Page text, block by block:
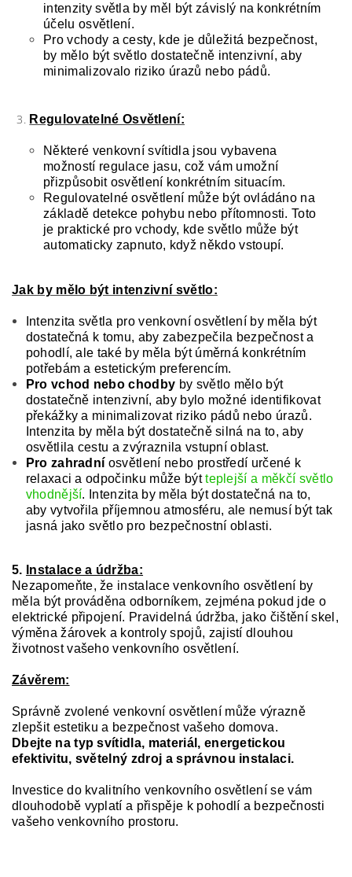
intenzity světla by měl být závislý na konkrétním
účelu osvětlení.
Pro vchody a cesty, kde je důležitá bezpečnost,
by mělo být světlo dostatečně intenzivní, aby
minimalizovalo riziko úrazů nebo pádů.
Regulovatelné Osvětlení:
Některé venkovní svítidla jsou vybavena
možností regulace jasu, což vám umožní
přizpůsobit osvětlení konkrétním situacím.
Regulovatelné osvětlení může být ovládáno na
základě detekce pohybu nebo přítomnosti. Toto
je praktické pro vchody, kde světlo může být
automaticky zapnuto, když někdo vstoupí.
Jak by mělo být intenzivní světlo:
Intenzita světla pro venkovní osvětlení by měla být
dostatečná k tomu, aby zabezpečila bezpečnost a
pohodlí, ale také by měla být úměrná konkrétním
potřebám a estetickým preferencím.
Pro vchod nebo chodby by světlo mělo být
dostatečně intenzivní, aby bylo možné identifikovat
překážky a minimalizovat riziko pádů nebo úrazů.
Intenzita by měla být dostatečně silná na to, aby
osvětlila cestu a zvýraznila vstupní oblast.
Pro zahradní osvětlení nebo prostředí určené k
relaxaci a odpočinku může býtteplejší a měkčí světlo
vhodnější. Intenzita by měla být dostatečná na to,
aby vytvořila příjemnou atmosféru, ale nemusí být tak
jasná jako světlo pro bezpečnostní oblasti.
5. Instalace a údržba:
Nezapomeňte, že instalace venkovního osvětlení by
měla být prováděna odborníkem, zejména pokud jde o
elektrické připojení. Pravidelná údržba, jako čištění skel,
výměna žárovek a kontroly spojů, zajistí dlouhou
životnost vašeho venkovního osvětlení.
Závěrem:
Správně zvolené venkovní osvětlení může výrazně
zlepšit estetiku a bezpečnost vašeho domova.
Dbejte na typ svítidla, materiál, energetickou
efektivitu, světelný zdroj a správnou instalaci.
Investice do kvalitního venkovního osvětlení se vám
dlouhodobě vyplatí a přispěje k pohodlí a bezpečnosti
vašeho venkovního prostoru.